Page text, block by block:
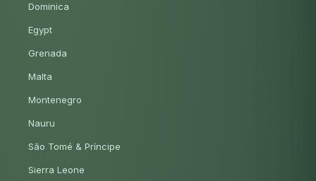
Dominica
Egypt
Grenada
Malta
Montenegro
Nauru
São Tomé & Príncipe
Sierra Leone